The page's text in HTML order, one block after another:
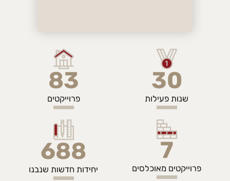
שנות פעילות
30
פרוייקטים
83
פרוייקטים מאוכלסים
7
יחידות חדשות שנבנו
688